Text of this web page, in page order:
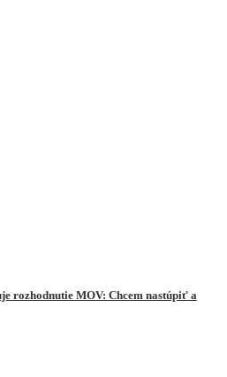
rozhodnutie MOV: Chcem nastúpiť a